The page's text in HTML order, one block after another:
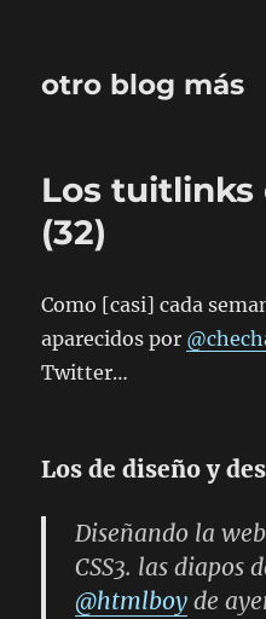
otro blog más
Los tuitlinks
(32)
Como [casi] cada
aparecidos por
Twitter…
Los de diseño y
Diseñando la
CSS3. las diapos
@htmlboy de